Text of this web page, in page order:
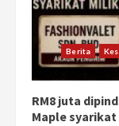
Berita Kes
RM8 juta
Maple